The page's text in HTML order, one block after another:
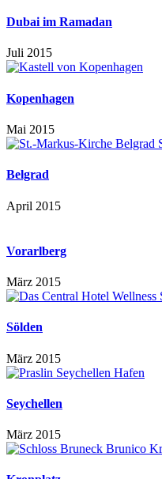
Dubai im Ramadan
Juli 2015
Kopenhagen
Mai 2015
Belgrad
April 2015
Vorarlberg
März 2015
Sölden
März 2015
Seychellen
März 2015